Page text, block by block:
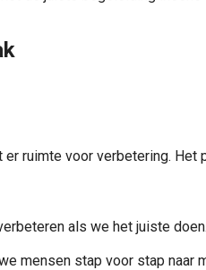
ruimte voor verbetering.
als we het juiste
mensen stap voor stap naar